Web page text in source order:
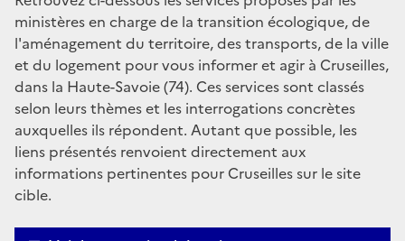
ministères en charge de la transition écologique, de
l'aménagement du territoire, des transports, de la ville
et du logement pour vous informer et agir à Cruseilles,
dans la Haute-Savoie (74). Ces services sont classés
selon leurs thèmes et les interrogations concrètes
auxquelles ils répondent. Autant que possible, les
liens présentés renvoient directement aux
informations pertinentes pour Cruseilles sur le site
cible.